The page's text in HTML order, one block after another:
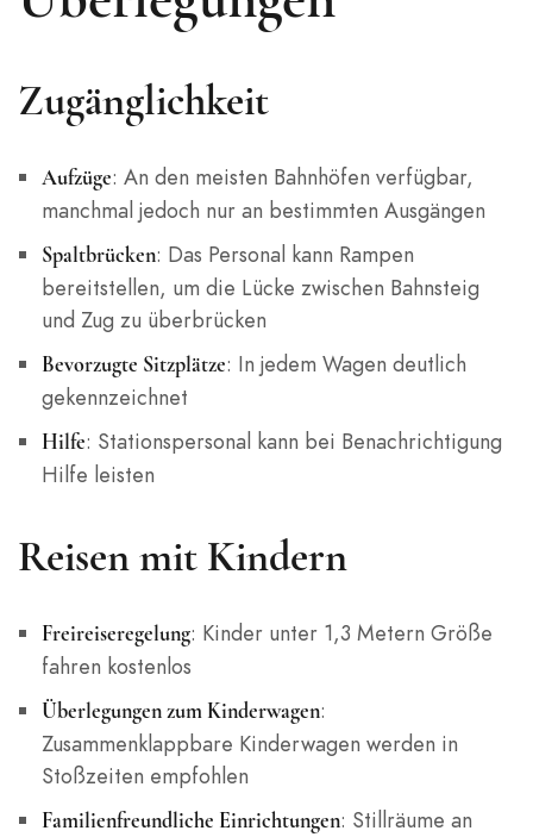
Zugänglichkeit
Aufzüge: An den meisten Bahnhöfen verfügbar,
manchmal jedoch nur an bestimmten Ausgängen
Spaltbrücken: Das Personal kann Rampen
bereitstellen, um die Lücke zwischen Bahnsteig
und Zug zu überbrücken
Bevorzugte Sitzplätze: In jedem Wagen deutlich
gekennzeichnet
Hilfe: Stationspersonal kann bei Benachrichtigung
Hilfe leisten
Reisen mit Kindern
Freireiseregelung: Kinder unter 1,3 Metern Größe
fahren kostenlos
Überlegungen zum Kinderwagen:
Zusammenklappbare Kinderwagen werden in
Stoßzeiten empfohlen
Familienfreundliche Einrichtungen: Stillräume an